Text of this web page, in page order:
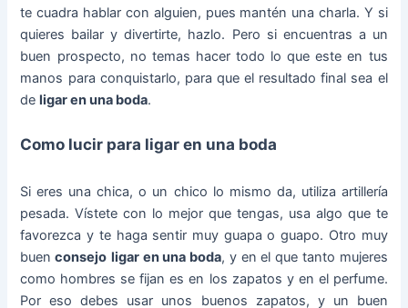
te cuadra hablar con alguien, pues mantén una charla. Y si
quieres bailar y divertirte, hazlo. Pero si encuentras a un
buen prospecto, no temas hacer todo lo que este en tus
manos para conquistarlo, para que el resultado final sea el
deligar en una boda.
Como lucir para ligar en una boda
Si eres una chica, o un chico lo mismo da, utiliza artillería
pesada. Vístete con lo mejor que tengas, usa algo que te
favorezca y te haga sentir muy guapa o guapo. Otro muy
buen consejo ligar en una boda, y en el que tanto mujeres
como hombres se fijan es en los zapatos y en el perfume.
Por eso debes usar unos buenos zapatos, y un buen